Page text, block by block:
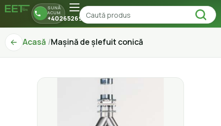
SUNĂ
ACUM
+40265269150
Acasă Mașină de șlefuit conică